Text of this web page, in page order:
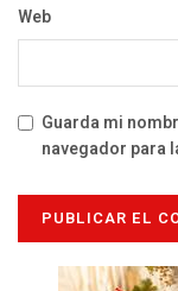
Web
Guarda mi
navegador para